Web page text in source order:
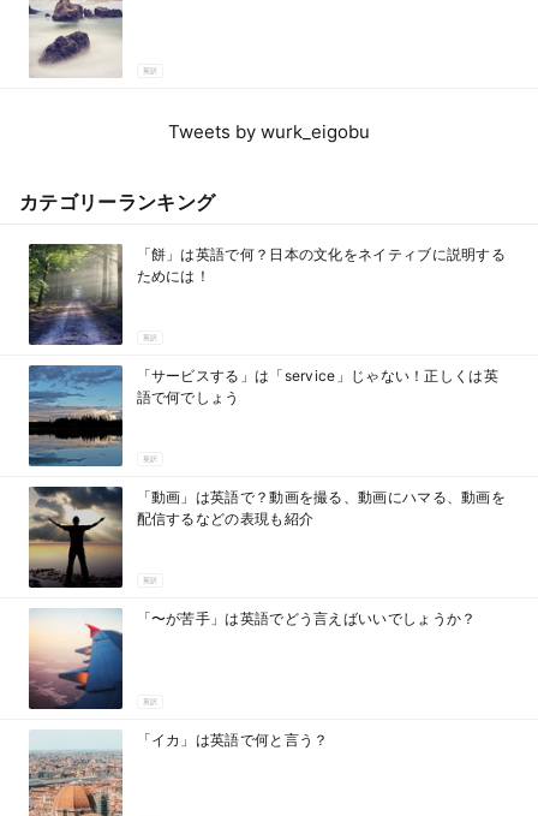
英訳
Tweets by wurk_eigobu
カテゴリーランキング
「餅」は英語で何？日本の文化をネイティブに説明する
ためには！
英訳
「サービスする」は「service」じゃない！正しくは英
語で何でしょう
英訳
「動画」は英語で？動画を撮る、動画にハマる、動画を
配信するなどの表現も紹介
英訳
「〜が苦手」は英語でどう言えばいいでしょうか？
英訳
「イカ」は英語で何と言う？